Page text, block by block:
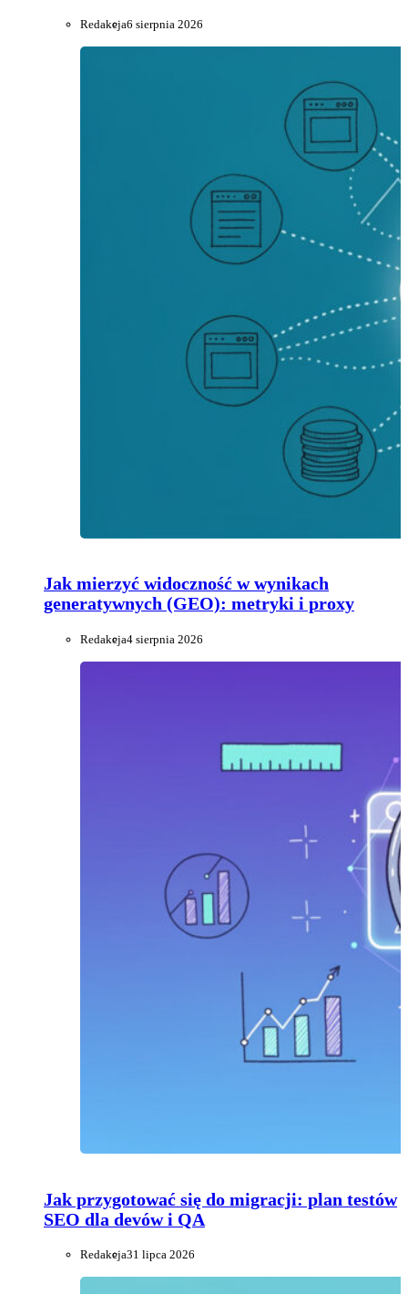
Redakcja6 sierpnia 2026
Jak mierzyć widoczność w wynikach
generatywnych (GEO): metryki i proxy
Redakcja4 sierpnia 2026
Jak przygotować się do migracji: plan testów
SEO dla devów i QA
Redakcja31 lipca 2026